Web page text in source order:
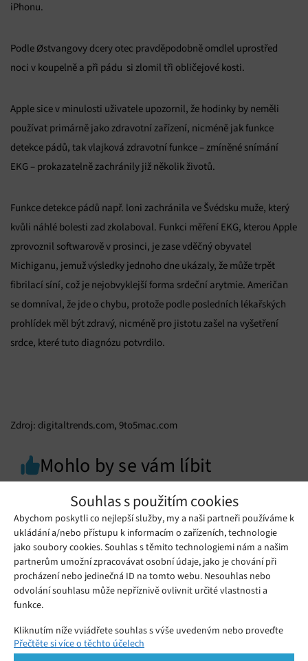
Souhlas s použitím cookies
Abychom poskytli co nejlepší služby, my a naši partneři používáme k
ukládání a/nebo přístupu k informacím o zařízeních, technologie
jako soubory cookies. Souhlas s těmito technologiemi nám a našim
partnerům umožní zpracovávat osobní údaje, jako je chování při
procházení nebo jedinečná ID na tomto webu. Nesouhlas nebo
odvolání souhlasu může nepříznivě ovlivnit určité vlastnosti a
funkce.
Kliknutím níže vyjádřete souhlas s výše uvedeným nebo proveďte
podrobnější rozhodnutí. Vaše volby budou použity pouze na tomto
Přečtěte si více o těchto účelech
iPhonu.
Podle Østvangovy dcery otec pravděpodobně omdlel uprostřed
noci v koupelně a při pádu si zlomil tři obličejové kosti.
Apple sice v minulosti uživatele upozornil, že hodinky by neměli
používat primárně jako zdravotní zařízení, nicméně jak funkce
detekce pádů, tak vlajková zdravotní funkce – zmíněné snímání
EKG – prokazatelně zachránily již několik životů.
Funkce detekce pádů např. loni zachránila ve Švédsku muže, který
kvůli náhlé bolesti zad zkolaboval. Funkci měření EKG, kterou Apple
zprovoznil softwarově v prosinci, je zase vděčný obyvatel
Michiganu, jemuž výsledky jednoho dne ukázaly, že může trpět
fibrilací síní, což je nejobvyklejší forma srdeční arytmie. Američan
se domníval, že jde o chybu, protože podle posledních lékařských
prohlídek měl být zdravý, nicméně pro jistotu zašel na vyšetření
srdce, které tuto diagnózu potvrdilo.
Zdroj: digitaltrends.com, 9to5mac.com
Mohlo by se vám líbit